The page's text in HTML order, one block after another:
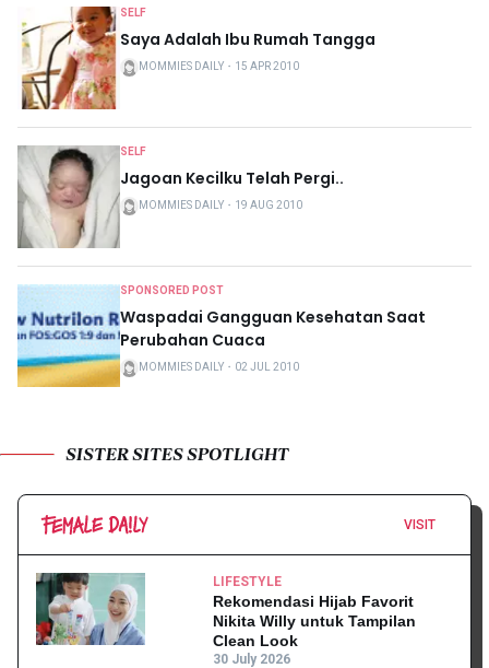
SELF
Saya Adalah Ibu Rumah Tangga
MOMMIES DAILY ・ 15 APR 2010
SELF
Jagoan Kecilku Telah Pergi..
MOMMIES DAILY ・ 19 AUG 2010
SPONSORED POST
Waspadai Gangguan Kesehatan Saat
Perubahan Cuaca
MOMMIES DAILY ・ 02 JUL 2010
SISTER SITES SPOTLIGHT
VISIT
LIFESTYLE
Rekomendasi Hijab Favorit
Nikita Willy untuk Tampilan
Clean Look
30 July 2026